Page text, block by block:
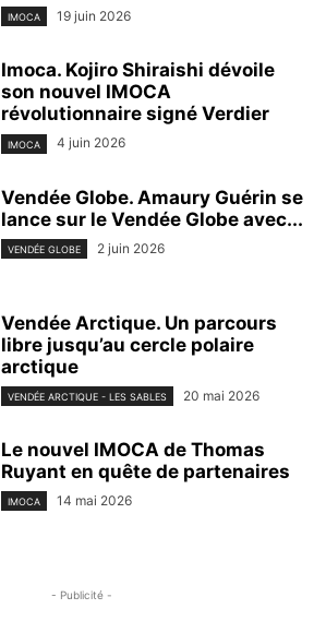
IMOCA 19 juin 2026
Imoca. Kojiro Shiraishi dévoile
son nouvel IMOCA
révolutionnaire signé Verdier
IMOCA 4 juin 2026
Vendée Globe. Amaury Guérin se
lance sur le Vendée Globe avec...
VENDÉE GLOBE 2 juin 2026
Vendée Arctique. Un parcours
libre jusqu’au cercle polaire
arctique
VENDÉE ARCTIQUE - LES SABLES 20 mai 2026
Le nouvel IMOCA de Thomas
Ruyant en quête de partenaires
IMOCA 14 mai 2026
- Publicité -